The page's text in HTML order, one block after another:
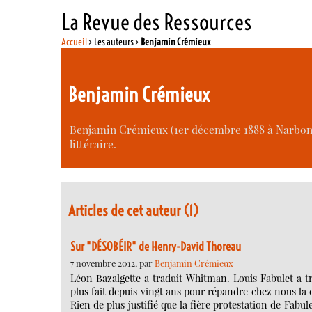
La Revue des Ressources
Accueil> Les auteurs > Benjamin Crémieux
Benjamin Crémieux
Benjamin Crémieux (1er décembre 1888 à
littéraire.
Articles de cet auteur (1)
Sur "DÉSOBÉIR" de Henry-David Thoreau
7 novembre 2012, parBenjamin Crémieux
Léon Bazalgette a traduit Whitman. Louis Fabulet a
plus fait depuis vingt ans pour répandre chez nous
Rien de plus justifié que la fière protestation de